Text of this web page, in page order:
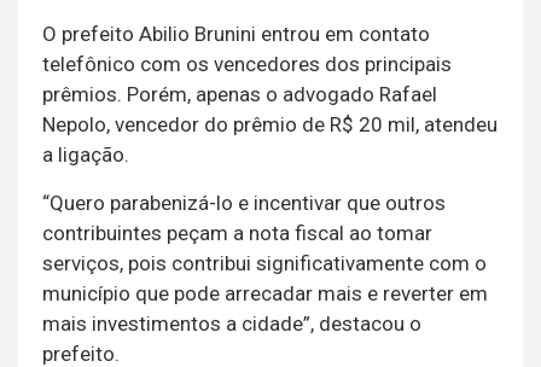
O prefeito Abilio Brunini entrou em contato
telefônico com os vencedores dos principais
prêmios. Porém, apenas o advogado Rafael
Nepolo, vencedor do prêmio de R$ 20 mil, atendeu
a ligação.
“Quero parabenizá-lo e incentivar que outros
contribuintes peçam a nota fiscal ao tomar
serviços, pois contribui significativamente com o
município que pode arrecadar mais e reverter em
mais investimentos a cidade”, destacou o
prefeito.